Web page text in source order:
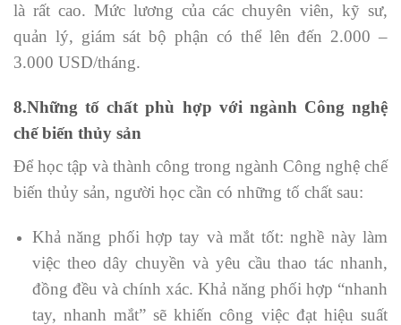
là rất cao. Mức lương của các chuyên viên, kỹ sư,
quản lý, giám sát bộ phận có thể lên đến 2.000 –
3.000 USD/tháng.
8.Những tố chất phù hợp với ngành Công nghệ
chế biến thủy sản
Để học tập và thành công trong ngành Công nghệ chế
biến thủy sản, người học cần có những tố chất sau:
Khả năng phối hợp tay và mắt tốt: nghề này làm
việc theo dây chuyền và yêu cầu thao tác nhanh,
đồng đều và chính xác. Khả năng phối hợp “nhanh
tay, nhanh mắt” sẽ khiến công việc đạt hiệu suất